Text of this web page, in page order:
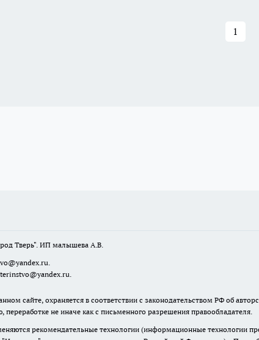
1
Тверь". ИП малышева А.В.
сайте, охраняется в соответствии с законодательством РФ об
не иначе как с письменного разрешения правообладателя.
рекомендательные технологии (информационные технологии